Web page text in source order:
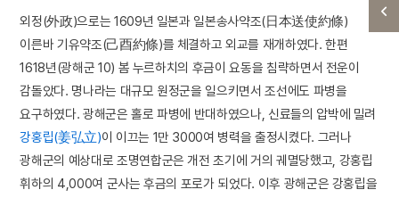
외정(外政)으로는 1609년 일본과 일본송사약조(日本送使約條)
이른바 기유약조(己酉約條)를 체결하고 외교를 재개하였다. 한편
1618년(광해군 10) 봄 누르하치의 후금이 요동을 침략하면서 전운이
감돌았다. 명나라는 대규모 원정군을 일으키면서 조선에도 파병을
요구하였다. 광해군은 홀로 파병에 반대하였으나, 신료들의 압박에 밀려
강홍립(姜弘立)이 이끄는 1만 3000여 병력을 출정시켰다. 그러나
광해군의 예상대로 조명연합군은 개전 초기에 거의 궤멸당했고, 강홍립
휘하의 4,000여 군사는 후금의 포로가 되었다. 이후 광해군은 강홍립을